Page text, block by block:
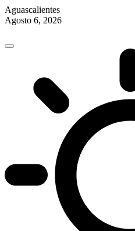
Aguascalientes
Agosto 6, 2026
content